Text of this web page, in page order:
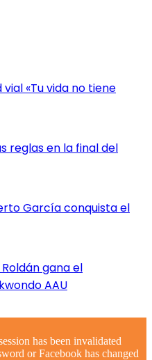
«Tu vida no tiene
reglas en la final del
García conquista el
gana el
AAU
has been invalidated
or Facebook has changed